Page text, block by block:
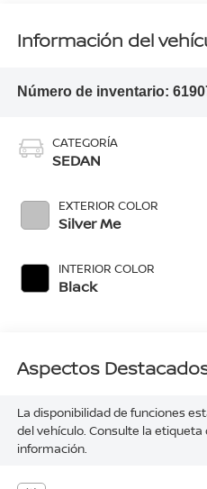
Información del
Número de inventario:
CATEGORÍA
SEDAN
EXTERIOR COLOR
Silver Me
INTERIOR COLOR
Black
Aspectos
La disponibilidad de funciones
del vehículo. Consulte la
información.